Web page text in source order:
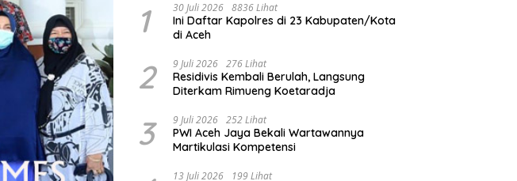
1 30 Juli 2026 8836 Lihat
Ini Daftar Kapolres di 23 Kabupaten/Kota
di Aceh
2 9 Juli 2026 276 Lihat
Residivis Kembali Berulah, Langsung
Diterkam Rimueng Koetaradja
3 9 Juli 2026 252 Lihat
PWI Aceh Jaya Bekali Wartawannya
Martikulasi Kompetensi
13 Juli 2026 199 Lihat